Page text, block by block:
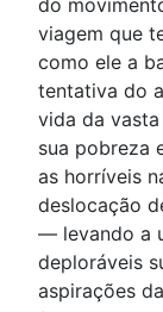
do
viagem que
como ele a
tentativa do
vida da
sua pobreza
as horríveis
deslocação
— levando a
deploráveis
aspirações